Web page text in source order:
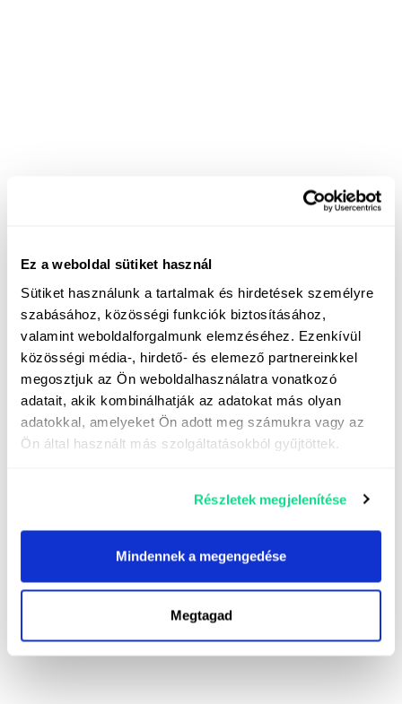
Ez a weboldal sütiket használ
Sütiket használunk a tartalmak és hirdetések személyre
szabásához, közösségi funkciók biztosításához,
valamint weboldalforgalmunk elemzéséhez. Ezenkívül
közösségi média-, hirdető- és elemező partnereinkkel
megosztjuk az Ön weboldalhasználatra vonatkozó
adatait, akik kombinálhatják az adatokat más olyan
adatokkal, amelyeket Ön adott meg számukra vagy az
Ön által használt más szolgáltatásokból gyűjtöttek.
Részletek megjelenítése
Mindennek a megengedése
Megtagad